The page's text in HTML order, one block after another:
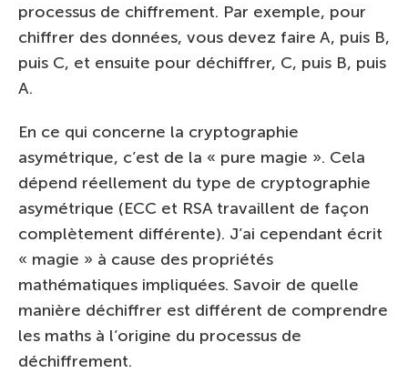
processus de chiffrement. Par exemple, pour
chiffrer des données, vous devez faire A, puis B,
puis C, et ensuite pour déchiffrer, C, puis B, puis
A.
En ce qui concerne la cryptographie
asymétrique, c’est de la « pure magie ». Cela
dépend réellement du type de cryptographie
asymétrique (ECC et RSA travaillent de façon
complètement différente). J’ai cependant écrit
« magie » à cause des propriétés
mathématiques impliquées. Savoir de quelle
manière déchiffrer est différent de comprendre
les maths à l’origine du processus de
déchiffrement.